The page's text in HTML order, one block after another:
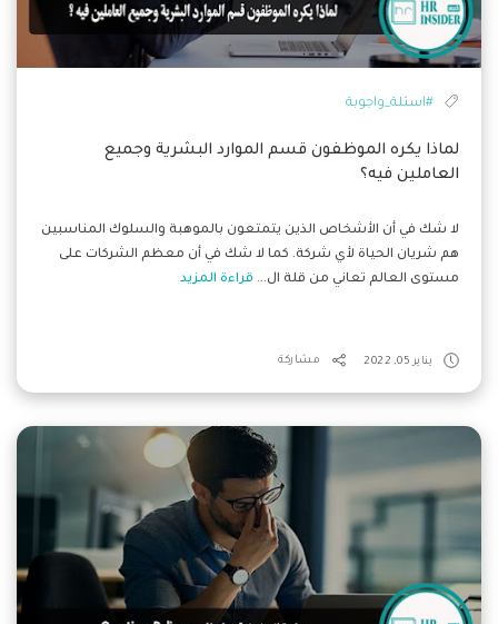
#اسئلة_واجوبة
‏لماذا يكره الموظفون قسم الموارد البشرية وجميع
العاملين فيه؟
لا شك في أن الأشخاص الذين يتمتعون بالموهبة والسلوك المناسبين
هم شريان الحياة لأي شركة. كما لا شك في أن معظم الشركات على
مستوى العالم تعاني من قلة ال... قراءة المزيد
يناير 05, 2022 مشاركة